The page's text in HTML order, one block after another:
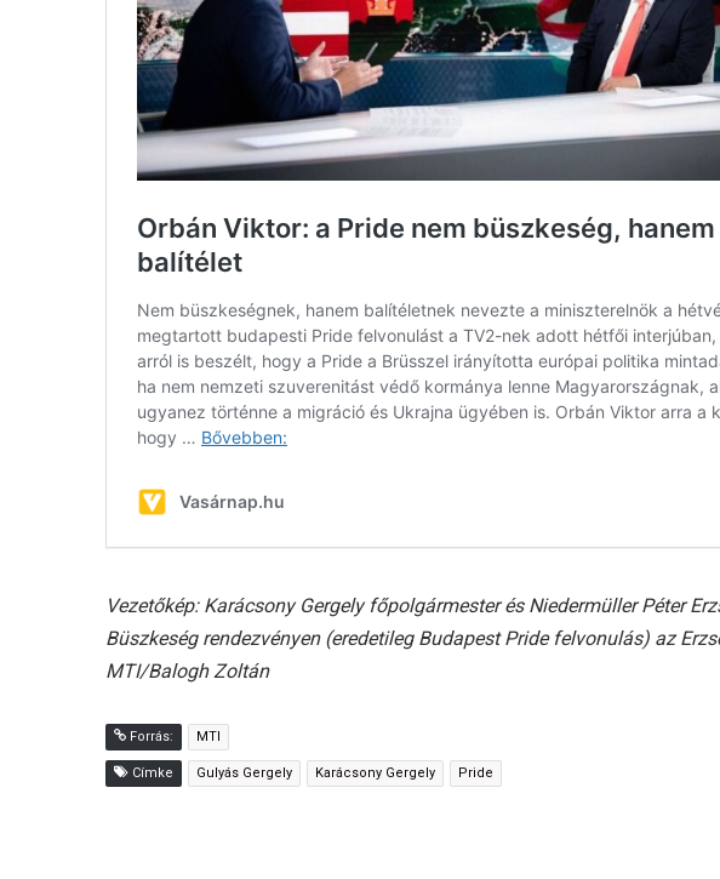
Vezetőkép: Karácsony Gergely főpolgármester és Niedermüller Péter
Büszkeség rendezvényen (eredetileg Budapest Pride felvonulás) az
MTI/Balogh Zoltán
Forrás: MTI
Címke Gulyás Gergely Karácsony Gergely Pride